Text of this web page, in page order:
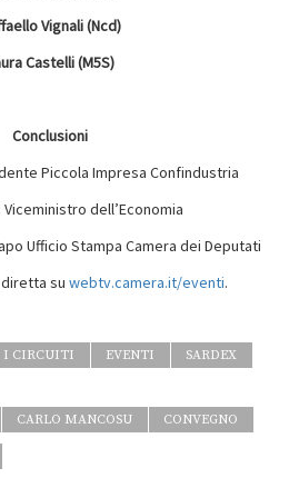
Vignali (Ncd)
Castelli (M5S)
Conclusioni
Piccola Impresa Confindustria
: Viceministro dell’Economia
Ufficio Stampa Camera dei Deputati
su webtv.camera.it/eventi.
I CIRCUITI EVENTI SARDEX
CARLO MANCOSU CONVEGNO